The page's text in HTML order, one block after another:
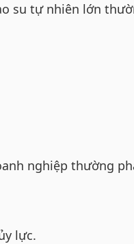
su tự nhiên lớn
nghiệp thường
lực.